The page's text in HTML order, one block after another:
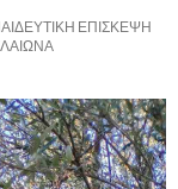
ΕΠΙΣΚΕΨΗ